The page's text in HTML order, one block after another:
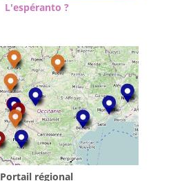
L'espéranto ?
Portail régional